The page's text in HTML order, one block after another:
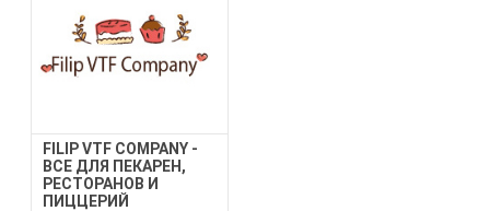
FILIP VTF COMPANY -
ВСЕ ДЛЯ ПЕКАРЕН,
РЕСТОРАНОВ И
ПИЦЦЕРИЙ